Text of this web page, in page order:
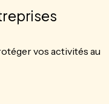
vos activités au